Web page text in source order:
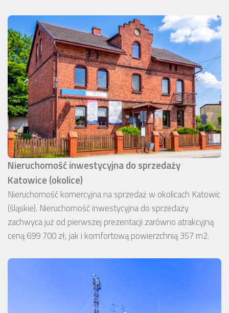
Nieruchomość inwestycyjna do sprzedaży
Katowice (okolice)
Nieruchomość komercyjna na sprzedaż w okolicach Katowic
(śląskie). Nieruchomość inwestycyjna do sprzedaży
zachwyca już od pierwszej prezentacji zarówno atrakcyjną
ceną 699 700 zł, jak i komfortową powierzchnią 357 m2.